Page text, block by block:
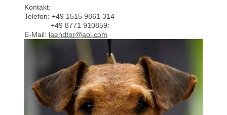
Kontakt:
Telefon: +49 1515 9861 314
+49 8771 910859:
E-Mail: laendtor@aol.com